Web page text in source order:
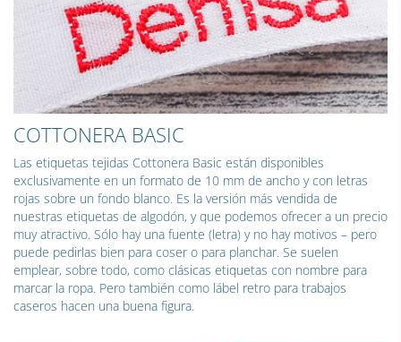
COTTONERA BASIC
Las etiquetas tejidas Cottonera Basic están disponibles
exclusivamente en un formato de 10 mm de ancho y con letras
rojas sobre un fondo blanco. Es la versión más vendida de
nuestras etiquetas de algodón, y que podemos ofrecer a un precio
muy atractivo. Sólo hay una fuente (letra) y no hay motivos – pero
puede pedirlas bien para coser o para planchar. Se suelen
emplear, sobre todo, como clásicas etiquetas con nombre para
marcar la ropa. Pero también como lábel retro para trabajos
caseros hacen una buena figura.